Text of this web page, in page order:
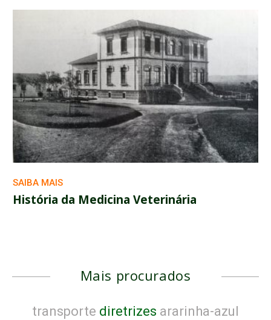
SAIBA MAIS
História da Medicina Veterinária
Mais procurados
transporte diretrizes ararinha-azul